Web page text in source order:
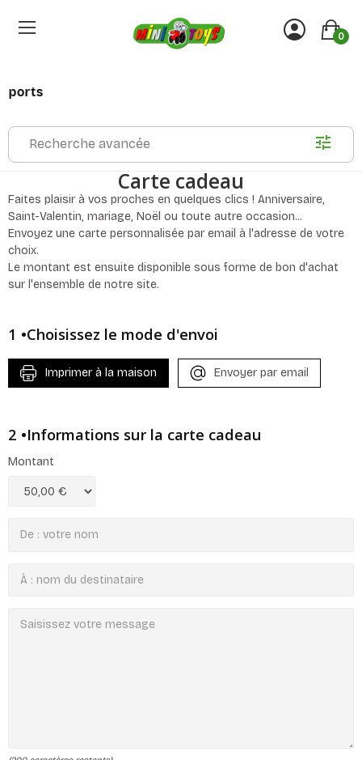
0
Recherche avancée
Carte cadeau
Faites plaisir à vos proches en quelques clics ! Anniversaire,
Saint-Valentin, mariage, Noël ou toute autre occasion...
Envoyez une carte personnalisée par email à l'adresse de votre
choix.
Le montant est ensuite disponible sous forme de bon d'achat
sur l'ensemble de notre site.
1 •Choisissez le mode d'envoi
Imprimer à la maison Envoyer par email
2 •Informations sur la carte cadeau
Montant